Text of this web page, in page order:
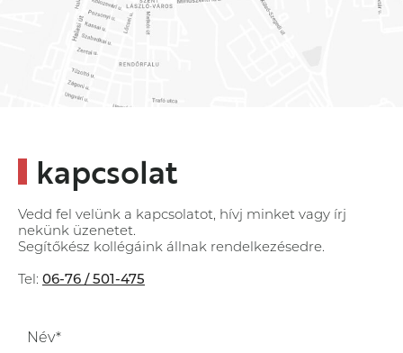
kapcsolat
Vedd fel velünk a kapcsolatot, hívj minket vagy írj
nekünk üzenetet.
Segítőkész kollégáink állnak rendelkezésedre.
Tel: 06-76 / 501-475
Név*